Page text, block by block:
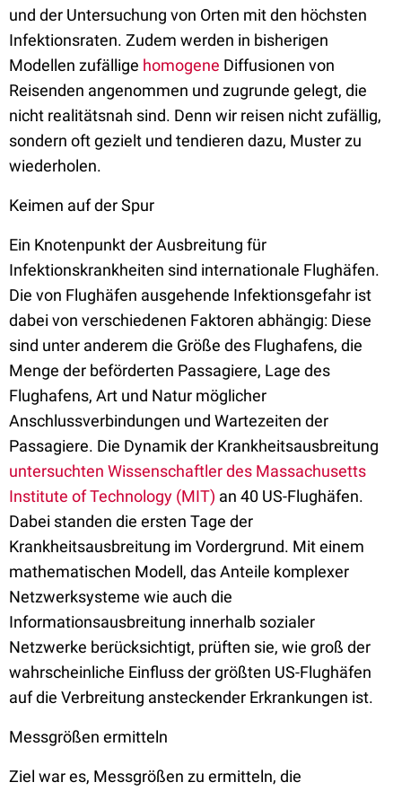
und der Untersuchung von Orten mit den höchsten
Infektionsraten. Zudem werden in bisherigen
Modellen zufällige homogene Diffusionen von
Reisenden angenommen und zugrunde gelegt, die
nicht realitätsnah sind. Denn wir reisen nicht zufällig,
sondern oft gezielt und tendieren dazu, Muster zu
wiederholen.
Keimen auf der Spur
Ein Knotenpunkt der Ausbreitung für
Infektionskrankheiten sind internationale Flughäfen.
Die von Flughäfen ausgehende Infektionsgefahr ist
dabei von verschiedenen Faktoren abhängig: Diese
sind unter anderem die Größe des Flughafens, die
Menge der beförderten Passagiere, Lage des
Flughafens, Art und Natur möglicher
Anschlussverbindungen und Wartezeiten der
Passagiere. Die Dynamik der Krankheitsausbreitung
untersuchten Wissenschaftler des Massachusetts
Institute of Technology (MIT) an 40 US-Flughäfen.
Dabei standen die ersten Tage der
Krankheitsausbreitung im Vordergrund. Mit einem
mathematischen Modell, das Anteile komplexer
Netzwerksysteme wie auch die
Informationsausbreitung innerhalb sozialer
Netzwerke berücksichtigt, prüften sie, wie groß der
wahrscheinliche Einfluss der größten US-Flughäfen
auf die Verbreitung ansteckender Erkrankungen ist.
Messgrößen ermitteln
Ziel war es, Messgrößen zu ermitteln, die